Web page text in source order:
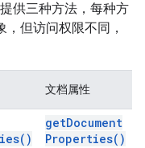
供三种方法，每种方
，但访问权限不同，
文档属性
)
getDocument
Properties( )